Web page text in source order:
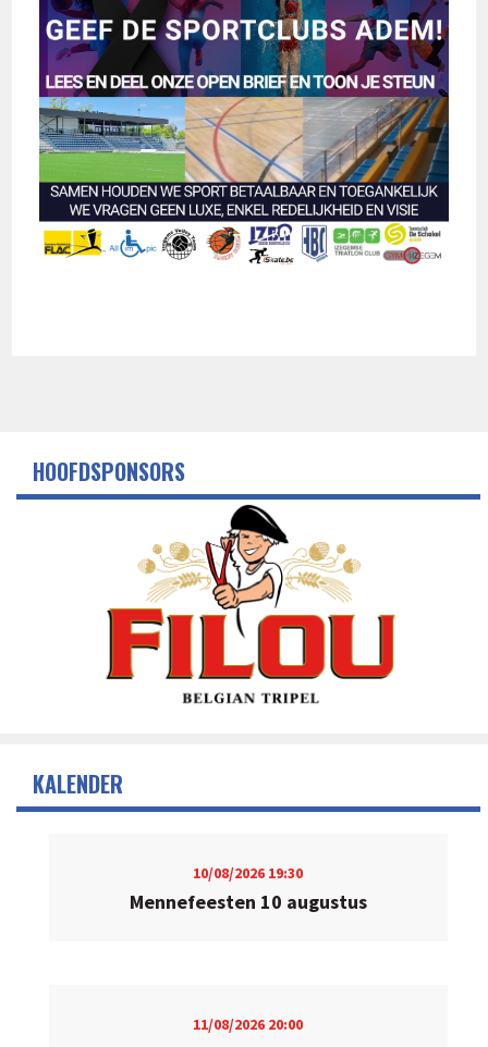
HOOFDSPONSORS
KALENDER
10/08/2026 19:30
Mennefeesten 10 augustus
11/08/2026 20:00